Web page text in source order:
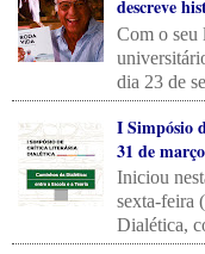
descreve
Com o seu
dia 23 de
I Simpósio
31 de
Iniciou
sexta-feira
Dialética,